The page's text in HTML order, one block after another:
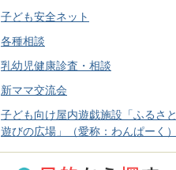
子ども安全ネット
各種相談
乳幼児健康診査・相談
新ママ交流会
子ども向け屋内遊戯施設「ふるさと
遊びの広場」（愛称：わんぱーく）